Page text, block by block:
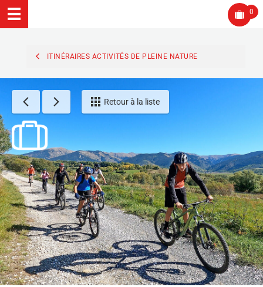
0
ITINÉRAIRES ACTIVITÉS DE PLEINE NATURE
Retour à la liste